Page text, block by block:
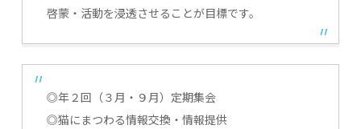
啓蒙・活動を浸透させることが目標です。
◎年２回（３月・９月）定期集会
◎猫にまつわる情報交換・情報提供